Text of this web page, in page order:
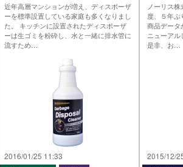
近年高層マンションが増え、ディスポーザ
ーを標準設置している家庭も多くなりまし
た。 キッチンに設置されたディスポーザ
ーは生ゴミを粉砕し、水と一緒に排水管に
流すため…
2016/01/25 11:33
ノーリス
度、５年ぶ
商品データ
ニューア
是非、お…
2015/12/